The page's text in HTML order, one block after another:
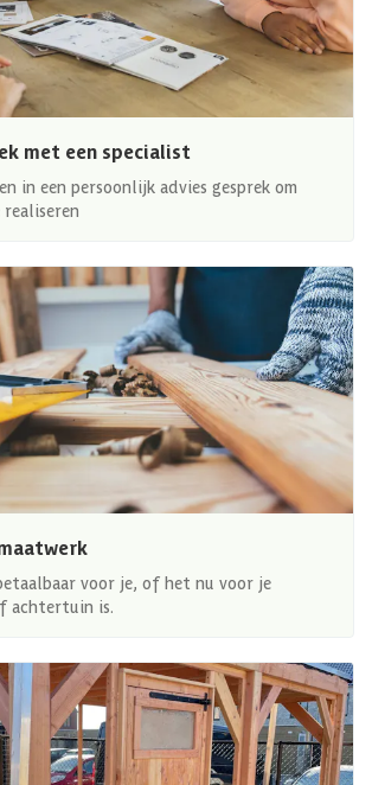
met een specialist
in een persoonlijk advies gesprek om
voor je, of het nu voor je
achtertuin is.